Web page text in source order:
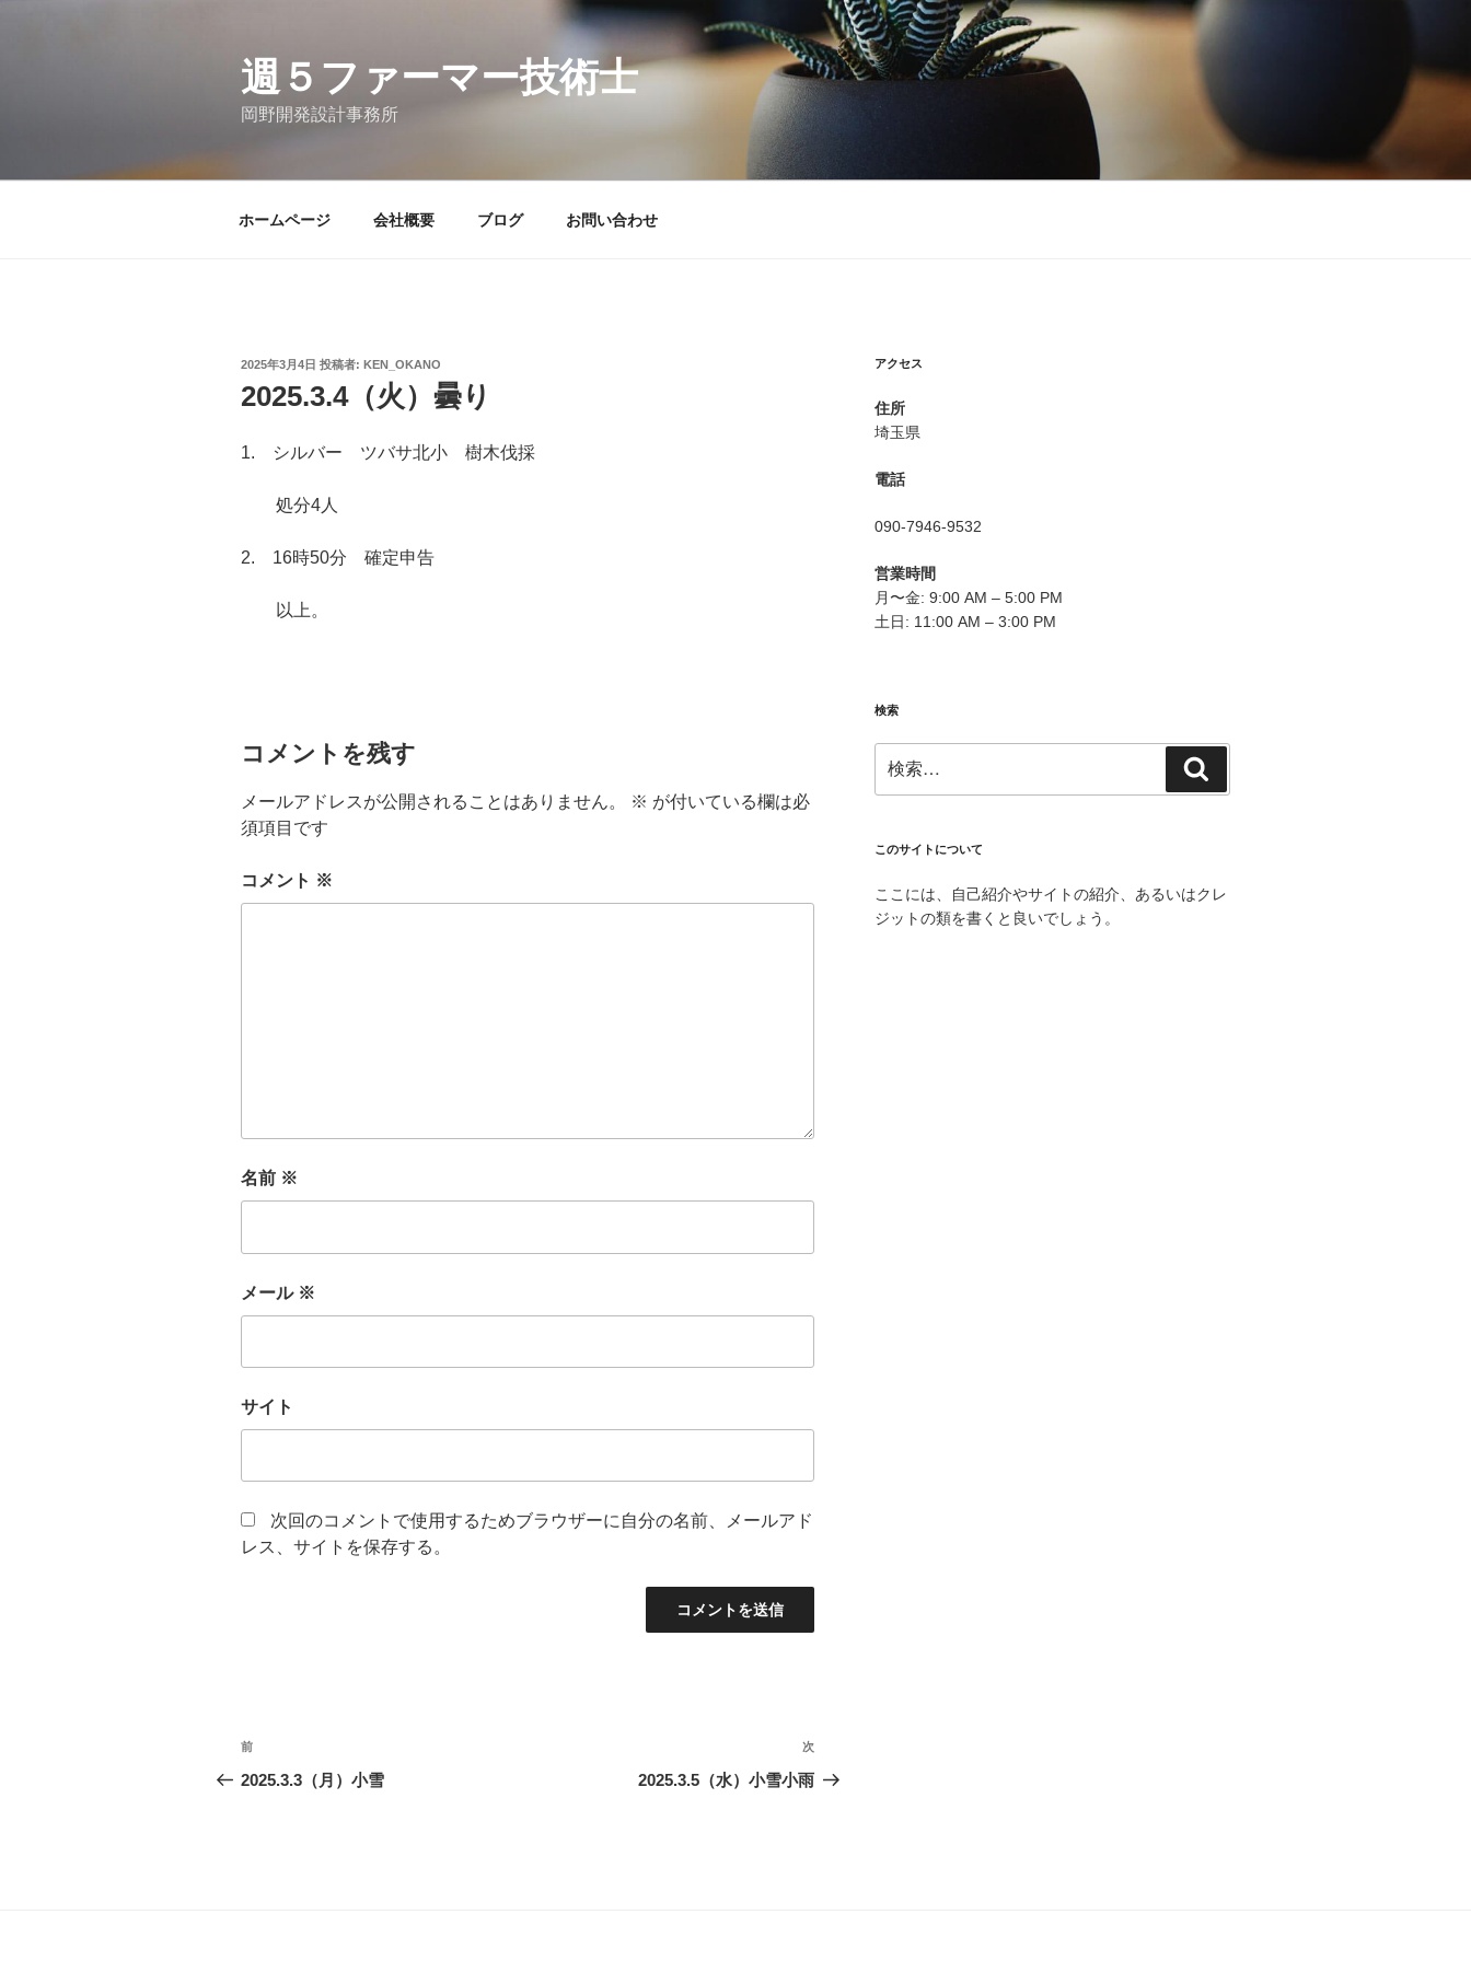
週５ファーマー技術士
岡野開発設計事務所
ホームページ 会社概要 ブログ お問い合わせ
投
日:
2025年3月4日 投稿者: KEN_OKANO
2025.3.4（火）曇り
1. シルバー ツバサ北小 樹木伐採
処分4人
2. 16時50分 確定申告
以上。
コメントを残す
メールアドレスが公開されることはありません。 ※ が付いている欄は必
須項目です
コメント ※
名前 ※
メール ※
サイト
次回のコメントで使用するためブラウザーに自分の名前、メールアド
レス、サイトを保存する。
投
稿
前
の
前
2025.3.3（月）小雪
次
の
次
2025.3.5（水）小雪小雨
アクセス
住所
埼玉県
電話
090-7946-9532
営業時間
月〜金: 9:00 AM – 5:00 PM
土日: 11:00 AM – 3:00 PM
検索
索:
索
このサイトについて
ここには、自己紹介やサイトの紹介、あるいはクレ
ジットの類を書くと良いでしょう。